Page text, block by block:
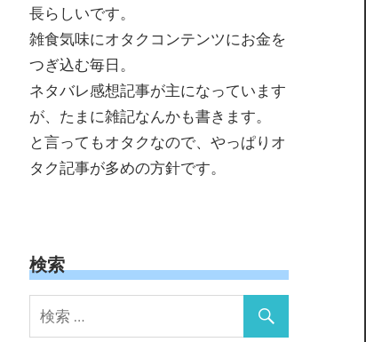
長らしいです。
雑食気味にオタクコンテンツにお金を
つぎ込む毎日。
ネタバレ感想記事が主になっています
が、たまに雑記なんかも書きます。
と言ってもオタクなので、やっぱりオ
タク記事が多めの方針です。
検索